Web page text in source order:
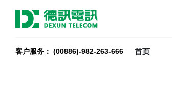
客户服务： (00886)-982-263-666 首页